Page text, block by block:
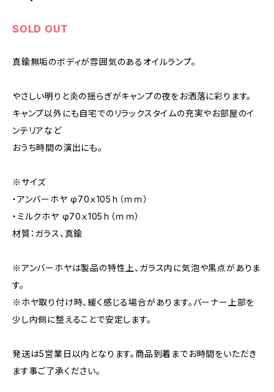
SOLD OUT
真鍮無垢のボディが雰囲気のあるオイルランプ。
やさしい明りと炎の揺らぎがキャンプの夜をお洒落に彩ります。
キャンプ以外にも自宅でのリラックスタイムの充実やお部屋のイ
ンテリアなど
おうち時間の演出にも。
※サイズ
・アンバーホヤ φ70ｘ105ｈ（ｍｍ）
・ミルクホヤ φ70ｘ105ｈ（ｍｍ）
材質：ガラス、真鍮
※アンバーホヤは製品の特性上、ガラス内に気泡や黒点がありま
す。
※ホヤ取り付け時、緩く感じる場合があります。バーナー上部を
少し内側に整えることで安定します。
発送は5営業日以内となります。商品到着までお時間をいただき
ます事ご了承ください。